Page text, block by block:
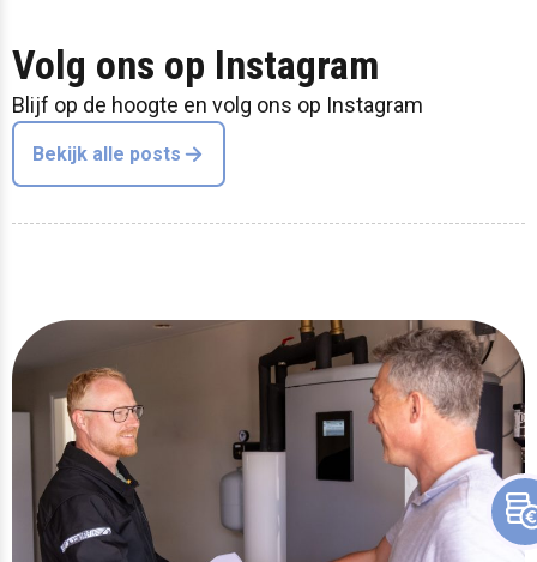
Volg ons op Instagram
Blijf op de hoogte en volg ons op Instagram
Bekijk alle posts